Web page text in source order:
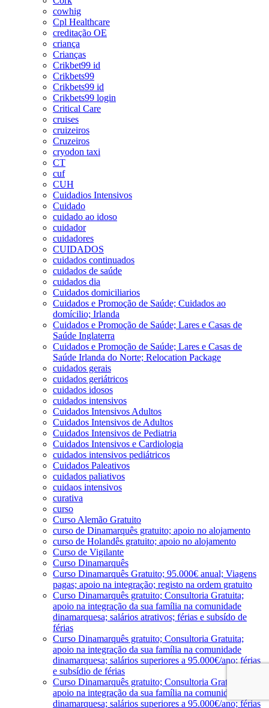
cowhig
Cpl Healthcare
creditação OE
criança
Crianças
Crikbet99 id
Crikbets99
Crikbets99 id
Crikbets99 login
Critical Care
cruises
cruizeiros
Cruzeiros
cryodon taxi
CT
cuf
CUH
Cuidadios Intensivos
Cuidado
cuidado ao idoso
cuidador
cuidadores
CUIDADOS
cuidados continuados
cuidados de saúde
cuidados dia
Cuidados domiciliarios
Cuidados e Promoção de Saúde; Cuidados ao
domícilio; Irlanda
Cuidados e Promoção de Saúde; Lares e Casas de
Saúde Inglaterra
Cuidados e Promoção de Saúde; Lares e Casas de
Saúde Irlanda do Norte; Relocation Package
cuidados gerais
cuidados geriátricos
cuidados idosos
cuidados intensivos
Cuidados Intensivos Adultos
Cuidados Intensivos de Adultos
Cuidados Intensivos de Pediatria
Cuidados Intensivos e Cardiologia
cuidados intensivos pediátricos
Cuidados Paleativos
cuidados paliativos
cuidaos intensivos
curativa
curso
Curso Alemão Gratuito
curso de Dinamarquês gratuito; apoio no alojamento
curso de Holandês gratuito; apoio no alojamento
Curso de Vigilante
Curso Dinamarquês
Curso Dinamarquês Gratuito; 95.000€ anual; Viagens
pagas; apoio na integração; registo na ordem gratuito
Curso Dinamarquês gratuito; Consultoria Gratuita;
apoio na integração da sua família na comunidade
dinamarquesa; salários atrativos; férias e subsído de
férias
Curso Dinamarquês gratuito; Consultoria Gratuita;
apoio na integração da sua família na comunidade
dinamarquesa; salários superiores a 95.000€/ano; férias
e subsídio de férias
Curso Dinamarquês gratuito; Consultoria Gratuita;
apoio na integração da sua família na comunidade
dinamarquesa; salários superiores a 95.000€/ano; férias